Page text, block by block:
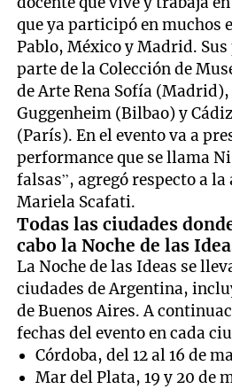
que ya participó en muchos
Pablo, México y Madrid.
parte de la Colección de
de Arte Rena Sofía
Guggenheim (Bilbao) y
(París). En el evento va a
performance que se llama
falsas”, agregó respecto a
Mariela Scafati.
Todas las ciudades
cabo la Noche de las
La Noche de las Ideas se
ciudades de Argentina,
de Buenos Aires. A
fechas del evento en cada
Córdoba, del 12 al 16 de
Mar del Plata, 19 y 20 de